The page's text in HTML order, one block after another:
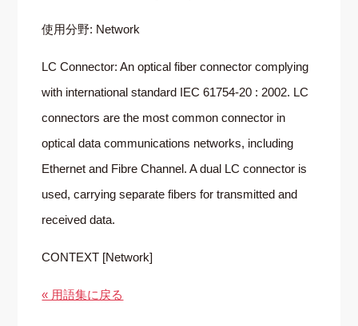
使用分野: Network
LC Connector: An optical fiber connector complying
with international standard IEC 61754-20 : 2002. LC
connectors are the most common connector in
optical data communications networks, including
Ethernet and Fibre Channel. A dual LC connector is
used, carrying separate fibers for transmitted and
received data.
CONTEXT [Network]
« 用語集に戻る